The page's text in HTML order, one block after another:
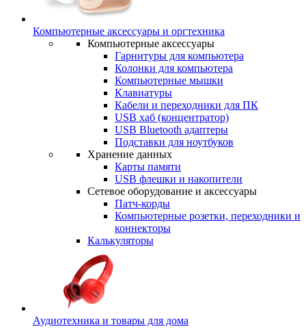
Компьютерные аксессуары и оргтехника
Компьютерные аксессуары
Гарнитуры для компьютера
Колонки для компьютера
Компьютерные мышки
Клавиатуры
Кабели и переходники для ПК
USB хаб (концентратор)
USB Bluetooth адаптеры
Подставки для ноутбуков
Хранение данных
Карты памяти
USB флешки и накопители
Сетевое оборудование и аксессуары
Патч-корды
Компьютерные розетки, переходники и
коннекторы
Калькуляторы
Аудиотехника и товары для дома